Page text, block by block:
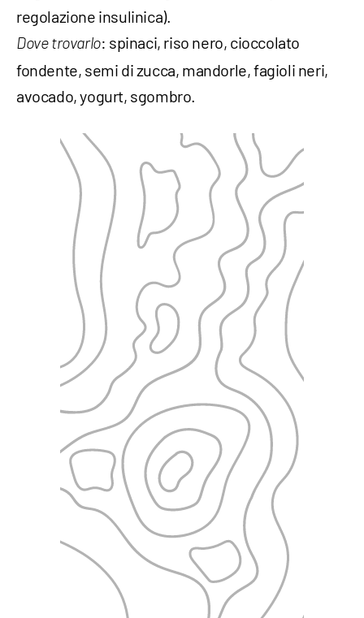
regolazione insulinica).
Dove trovarlo: spinaci, riso nero, cioccolato
fondente, semi di zucca, mandorle, fagioli neri,
avocado, yogurt, sgombro.